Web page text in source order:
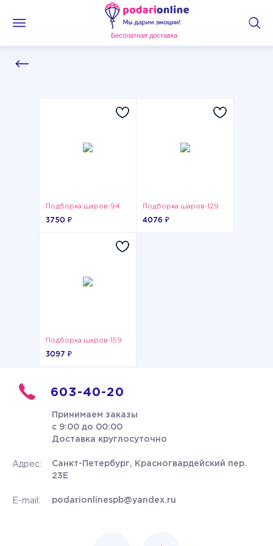
Бесплатная доставка
Подборка шаров-94
3750 ₽
Подборка шаров-129
4076 ₽
Подборка шаров-159
3097 ₽
603-40-20
Принимаем заказы
с 9:00 до 00:00
Доставка круглосуточно
Адрес:
Санкт-Петербург, Красногвардейский пер.
23Е
E-mail: podarionlinespb@yandex.ru